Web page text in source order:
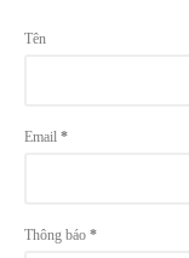
Tên
Email *
Thông báo *